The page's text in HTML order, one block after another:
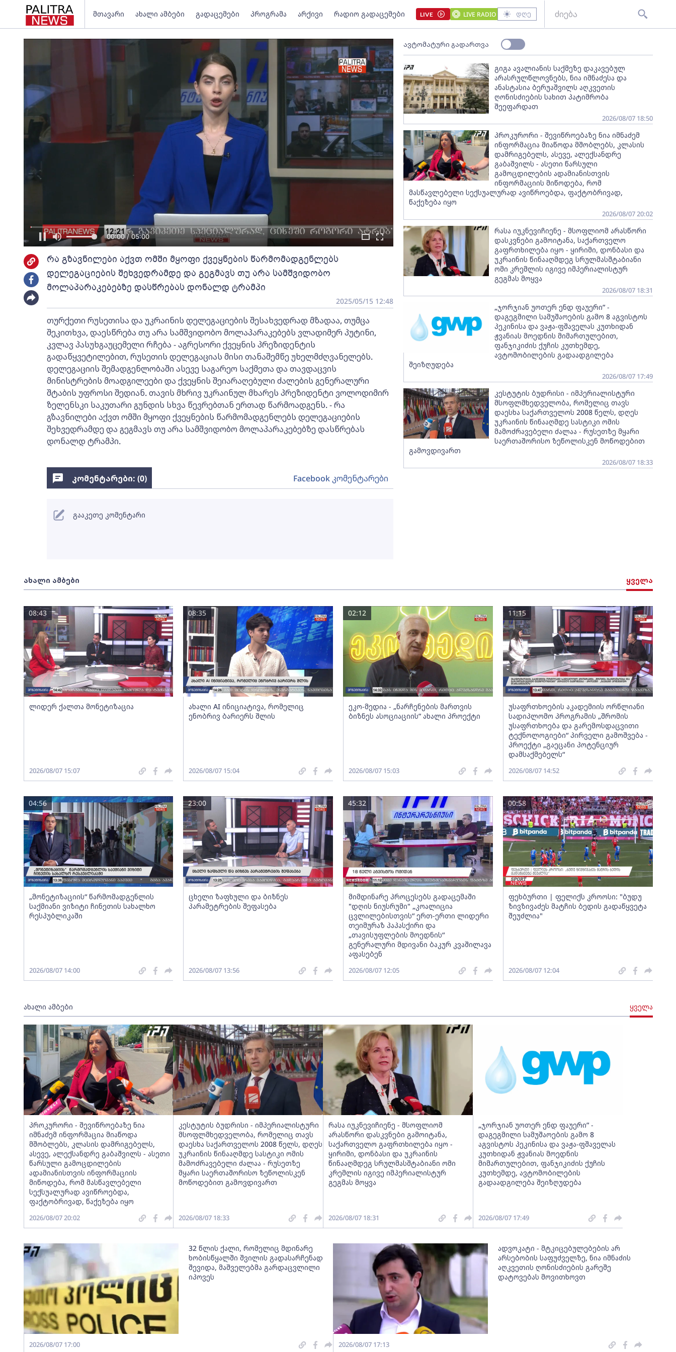
მთავარი ახალი ამბები გადაცემები პროგრამა არქივი რადიო გადაცემები LIVE LIVE RADIO დღე
00:01 / 05:00
რა გზავნილები აქვთ ომში მყოფი ქვეყნების წარმომადგენლებს
დელეგაციების შეხვედრამდე და გეგმავს თუ არა სამშვიდობო
მოლაპარაკებებზე დასწრებას დონალდ ტრამპი
2025/05/15 12:48
თურქეთი რუსეთისა და უკრაინის დელეგაციების შესახვედრად მზადაა, თუმცა
შეკითხვა, დაესწრება თუ არა სამშვიდობო მოლაპარაკებებს ვლადიმერ პუტინი,
კვლავ პასუხგაუცემელი რჩება - აგრესორი ქვეყნის პრეზიდენტის
გადაწყვეტილებით, რუსეთის დელეგაციას მისი თანაშემწე უხელმძღვანელებს.
დელეგაციის შემადგენლობაში ასევე საგარეო საქმეთა და თავდაცვის
მინისტრების მოადგილეები და ქვეყნის შეიარაღებული ძალების გენერალური
შტაბის უფროსი შედიან. თავის მხრივ უკრაინულ მხარეს პრეზიდენტი ვოლოდიმირ
ზელენსკი საკუთარი გუნდის სხვა წევრებთან ერთად წარმოადგენს. - რა
გზავნილები აქვთ ომში მყოფი ქვეყნების წარმომადგენლებს დელეგაციების
შეხვედრამდე და გეგმავს თუ არა სამშვიდობო მოლაპარაკებებზე დასწრებას
დონალდ ტრამპი.
ავტომატური გადართვა
გიგა ავალიანის საქმეზე დაკავებულ
არასრულწლოვნებს, ნია იმნაძესა და
ანასტასია ბერუაშვილს აღკვეთის
ღონისძიების სახით პატიმრობა
შეეფარდათ
2026/08/07 18:50
პროკურორი - შევიწროებაზე ნია იმნაძემ
ინფორმაცია მიაწოდა მშობლებს, კლასის
დამრიგებელს, ასევე, ალექსანდრე
გაბაშვილს - ასეთი წარსული
გამოცდილების ადამიანისთვის
ინფორმაციის მიწოდება, რომ
მასწავლებელი სექსუალურად ავიწროებდა, ფაქტობრივად,
წაქეზება იყო
2026/08/07 20:02
რასა იუკნევიჩიენე - მსოფლიომ არასწორი
დასკვნები გამოიტანა, საქართველო
გაფრთხილება იყო - ყირიმი, დონბასი და
უკრაინის წინააღმდეგ სრულმასშტაბიანი
ომი კრემლის იგივე იმპერიალისტურ
გეგმას მოყვა
2026/08/07 18:31
„ჯორჯიან უოთერ ენდ ფაუერი” -
დაგეგმილი სამუშაოების გამო 8 აგვისტოს
პეკინისა და ვაჟა-ფშაველას კუთხიდან
ჟვანიას მოედნის მიმართულებით,
ფანჯიკიძის ქუჩის კუთხემდე,
ავტომობილების გადაადგილება
შეიზღუდება
2026/08/07 17:49
კესტუტის ბუდრისი - იმპერიალისტური
მსოფლმხედველობა, რომელიც თავს
დაესხა საქართველოს 2008 წელს, დღეს
უკრაინის წინააღმდე სასტიკი ომის
მამოძრავებელი ძალაა - რუსეთზე მყარი
საერთაშორისო ზეწოლისკენ მოწოდებით
გამოვდივართ
2026/08/07 18:33
ახალი ამბები ყველა
ლიდერ ქალთა მონეტიზაცია
08:43
2026/08/07 15:07
ახალი AI ინიციატივა, რომელიც
ენობრივ ბარიერს შლის
08:35
2026/08/07 15:04
ეკო-მედია - „ნარჩენების მართვის
ბიზნეს ასოციაციის” ახალი პროექტი
02:12
2026/08/07 15:03
უსაფრთხოების აკადემიის ორწლიანი
სადიპლომო პროგრამის „შრომის
უსაფრთხოება და გარემოსდაცვითი
ტექნოლოგიები“ პირველი გამოშვება -
პროექტი „გაეცანი პოტენციურ
დამსაქმებელს“
11:15
2026/08/07 14:52
„მონეტიზაციის“ წარმომადგენლის
საქმიანი ვიზიტი ჩინეთის სახალხო
რესპუბლიკაში
04:56
2026/08/07 14:00
ცხელი ზაფხული და ბიზნეს
პარამეტრების შეფასება
23:00
2026/08/07 13:56
მიმდინარე პროცესებს გადაცემაში
"დღის ნიუსრუმი" „კოალიცია
ცვლილებისთვის“ ერთ-ერთი ლიდერი
თეიმურაზ პაპასქირი და
„თავისუფლების მოედნის“
გენერალური მდივანი ბაკურ კვაშილავა
აფასებენ
45:32
2026/08/07 12:05
ფეხბურთი | ფელიქს კროოსი: "ბუდუ
ზივზივაძეს მატჩის ბედის გადაწყვეტა
შეუძლია"
00:58
2026/08/07 12:04
ახალი ამბები ყველა
პროკურორი - შევიწროებაზე ნია
იმნაძემ ინფორმაცია მიაწოდა
მშობლებს, კლასის დამრიგებელს,
ასევე, ალექსანდრე გაბაშვილს - ასეთი
წარსული გამოცდილების
ადამიანისთვის ინფორმაციის
მიწოდება, რომ მასწავლებელი
სექსუალურად ავიწროებდა,
ფაქტობრივად, წაქეზება იყო
2026/08/07 20:02
კესტუტის ბუდრისი - იმპერიალისტური
მსოფლმხედველობა, რომელიც თავს
დაესხა საქართველოს 2008 წელს, დღეს
უკრაინის წინააღმდე სასტიკი ომის
მამოძრავებელი ძალაა - რუსეთზე
მყარი საერთაშორისო ზეწოლისკენ
მოწოდებით გამოვდივართ
2026/08/07 18:33
რასა იუკნევიჩიენე - მსოფლიომ
არასწორი დასკვნები გამოიტანა,
საქართველო გაფრთხილება იყო -
ყირიმი, დონბასი და უკრაინის
წინააღმდეგ სრულმასშტაბიანი ომი
კრემლის იგივე იმპერიალისტურ
გეგმას მოყვა
2026/08/07 18:31
„ჯორჯიან უოთერ ენდ ფაუერი” -
დაგეგმილი სამუშაოების გამო 8
აგვისტოს პეკინისა და ვაჟა-ფშაველას
კუთხიდან ჟვანიას მოედნის
მიმართულებით, ფანჯიკიძის ქუჩის
კუთხემდე, ავტომობილების
გადაადგილება შეიზღუდება
2026/08/07 17:49
32 წლის ქალი, რომელიც მდინარე
ხობისწყალში შვილის გადასარჩენად
შევიდა, მაშველებმა გარდაცვლილი
იპოვეს
2026/08/07 17:00
ადვოკატი - მტკიცებულებების არ
არსებობის საფუძველზე, ნია იმნაძის
აღკვეთის ღონისძიების გარეშე
დატოვებას მოვითხოვთ
2026/08/07 17:13
კომენტარები: (0) Facebook კომენტარები
გააკეთე კომენტარი